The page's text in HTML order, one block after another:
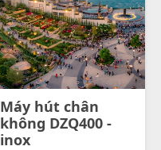
Máy hút chân
không DZQ400 -
inox